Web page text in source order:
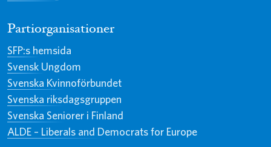
Partiorganisationer
SFP:s hemsida
Svensk Ungdom
Svenska Kvinnoförbundet
Svenska riksdagsgruppen
Svenska Seniorer i Finland
ALDE – Liberals and Democrats for Europe